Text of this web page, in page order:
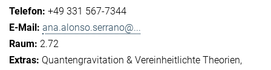
+49 331 567-7344
ana.alonso.serrano@...
2.72
Quantengravitation & Vereinheitlichte Theorien